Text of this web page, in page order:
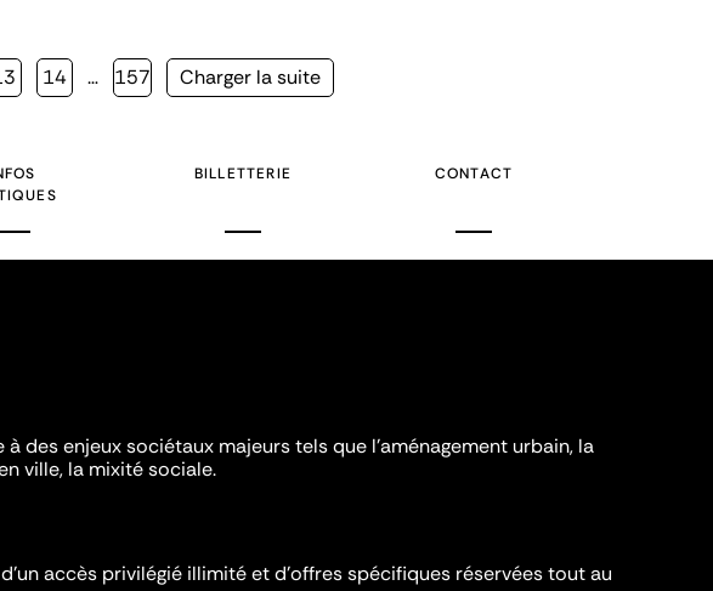
Page
14 … Page
157
Page
Charger la suite
BILLETTERIE CONTACT
des enjeux sociétaux majeurs tels que l'aménagement urbain, la
ville, la mixité sociale.
accès privilégié illimité et d’offres spécifiques réservées tout au